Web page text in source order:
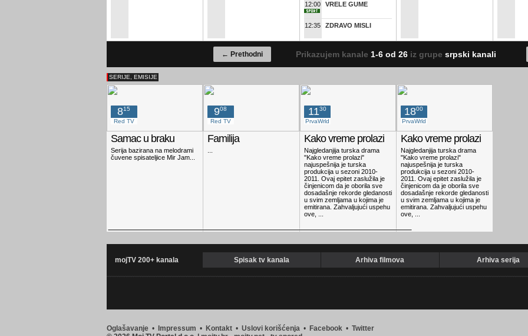
12:00 VRELE GUME
12:35 ZDRAVO MISLI
15:30 SAVRŠENI DANI
17:35
← Prethodni Prikazujem kanale 1-6 od 26 iz grupe srpski kanali
SERIJE, EMISIJE
815
Red TV
Samac u braku
Serija bazirana na melodrami
čuvene spisateljice Mir Jam...
908
Red TV
Familija
1130
PrvaWrld
Kako vreme prolazi
Najgledanjija turska drama
"Kako vreme prolazi"
najuspešnija je turska
produkcija u sezoni 2010-
2011. Ovaj epitet zaslužila je
činjenicom da je oborila sve
dosadašnje rekorde gledanosti
u svim zemljama u kojima je
emitirana. Zahvaljujući uspehu
ove, ...
1800
PrvaWrld
Kako vreme prolazi
Najgledanjija turska drama
"Kako vreme prolazi"
najuspešnija je turska
produkcija u sezoni 2010-
2011. Ovaj epitet zaslužila je
činjenicom da je oborila sve
dosadašnje rekorde gledanosti
u svim zemljama u kojima je
emitirana. Zahvaljujući uspehu
ove, ...
mojTV 200+ kanala Spisak tv kanala Arhiva filmova Arhiva serija
Oglašavanje• Impressum • Kontakt• Uslovi korišćenja • Facebook • Twitter